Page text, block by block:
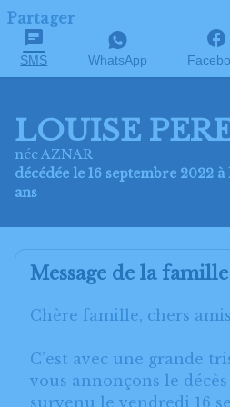
Partager
SMS WhatsApp
LOUISE
née AZNAR
décédée le 16 septembre 2022 à
ans
Message de la famille
Chère famille, chers
C’est avec une grande
vous annonçons le décès
survenu le vendredi 16